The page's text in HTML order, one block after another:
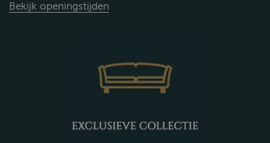
Bekijk openingstijden